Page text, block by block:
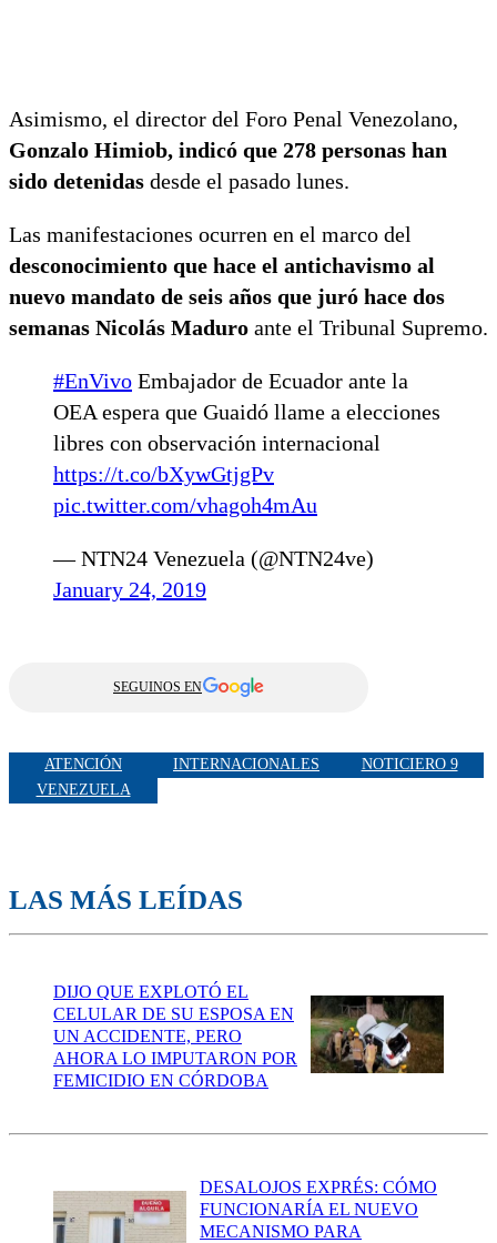
Asimismo, el director del Foro Penal Venezolano,
Gonzalo Himiob, indicó que 278 personas han
sido detenidas desde el pasado lunes.
Las manifestaciones ocurren en el marco del
desconocimiento que hace el antichavismo al
nuevo mandato de seis años que juró hace dos
semanas Nicolás Maduro ante el Tribunal Supremo.
#EnVivo Embajador de Ecuador ante la
OEA espera que Guaidó llame a elecciones
libres con observación internacional
https://t.co/bXywGtjgPv
pic.twitter.com/vhagoh4mAu
— NTN24 Venezuela (@NTN24ve)
January 24, 2019
SEGUINOS EN
ATENCIÓN INTERNACIONALES
NOTICIERO 9
VENEZUELA
LAS MÁS LEÍDAS
DIJO QUE EXPLOTÓ EL
CELULAR DE SU ESPOSA EN
UN ACCIDENTE, PERO
AHORA LO IMPUTARON POR
FEMICIDIO EN CÓRDOBA
DESALOJOS EXPRÉS: CÓMO
FUNCIONARÍA EL NUEVO
MECANISMO PARA